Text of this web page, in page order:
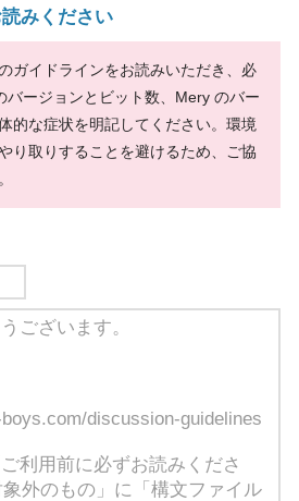
みください
ガイドラインをお読みいただき、必
バージョンとビット数、Mery のバー
的な症状を明記してください。環境
り取りすることを避けるため、ご協